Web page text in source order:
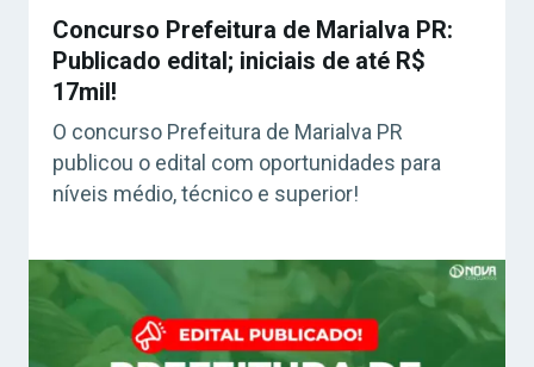
Concurso Prefeitura de Marialva PR:
Publicado edital; iniciais de até R$
17mil!
O concurso Prefeitura de Marialva PR
publicou o edital com oportunidades para
níveis médio, técnico e superior!